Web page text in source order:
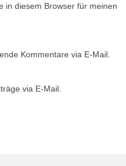
in diesem Browser für meinen
Kommentare via E-Mail.
via E-Mail.